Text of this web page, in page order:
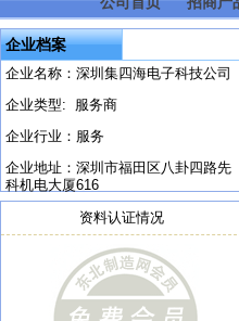
企业档案
企业名称：深圳集四海电子科技公司
企业类型: 服务商
企业行业：服务
企业地址：深圳市福田区八卦四路先
科机电大厦616
资料认证情况